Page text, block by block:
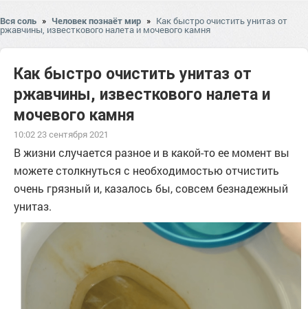
Вся соль » Человек познаёт мир » Как быстро очистить унитаз от
ржавчины, известкового налета и мочевого камня
Как быстро очистить унитаз от
ржавчины, известкового налета и
мочевого камня
10:02 23 сентября 2021
В жизни случается разное и в какой-то ее момент вы
можете столкнуться с необходимостью отчистить
очень грязный и, казалось бы, совсем безнадежный
унитаз.